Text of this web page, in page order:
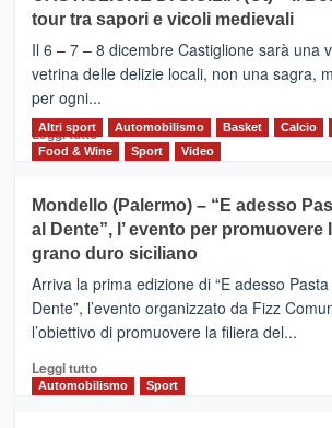
ALCANTARA
–
Vivicittà,
alla
scoperta
del
territorio,
e
messaggi
di
tour tra sapori e vicoli medievali
Il 6 – 7 – 8 dicembre Castiglione sarà una
vetrina delle delizie locali, non una sagra,
per ogni...
Leggi tuttoLeggi
di
CASTIGLIONE
DI
SICILIA
(Ct)
–
Il
Borgo
Gusto,
il
Altri sport Automobilismo Basket Calcio
Food & Wine
Sport Video
Mondello (Palermo) – “E adesso
al Dente”, l’ evento per promuovere
grano duro siciliano
Arriva la prima edizione di “E adesso
Dente”, l’evento organizzato da Fizz
l’obiettivo di promuovere la filiera del...
Leggi tuttoLeggi
di
Automobilismo Sport